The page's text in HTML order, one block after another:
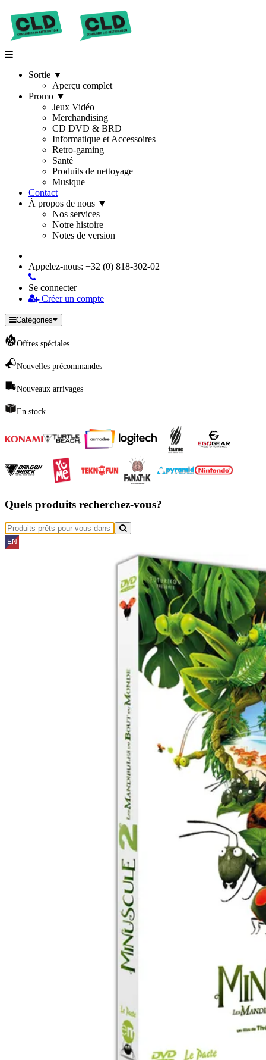
Sortie ▼
Aperçu complet
Promo ▼
Jeux Vidéo
Merchandising
CD DVD & BRD
Informatique et Accessoires
Retro-gaming
Santé
Produits de nettoyage
Musique
Contact
À propos de nous ▼
Nos services
Notre histoire
Notes de version
Appelez-nous: +32 (0) 818-302-02
Se connecter
Créer un compte
Catégories
Offres spéciales
Nouvelles précommandes
Nouveaux arrivages
En stock
Quels produits recherchez-vous?